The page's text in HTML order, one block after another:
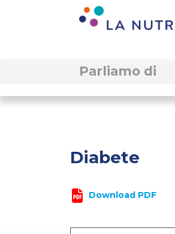
Parliamo di
Diabete
Download PDF